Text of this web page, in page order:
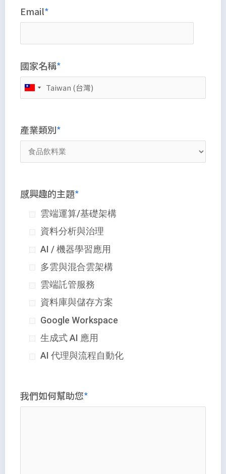
Email
國家名稱
產業類別
感興趣的主題
雲端運算/基礎架構
資料分析與治理
AI / 機器學習應用
多雲與混合雲架構
雲端託管服務
資料庫與儲存方案
Google Workspace
生成式 AI 應用
AI 代理與流程自動化
我們如何幫助您